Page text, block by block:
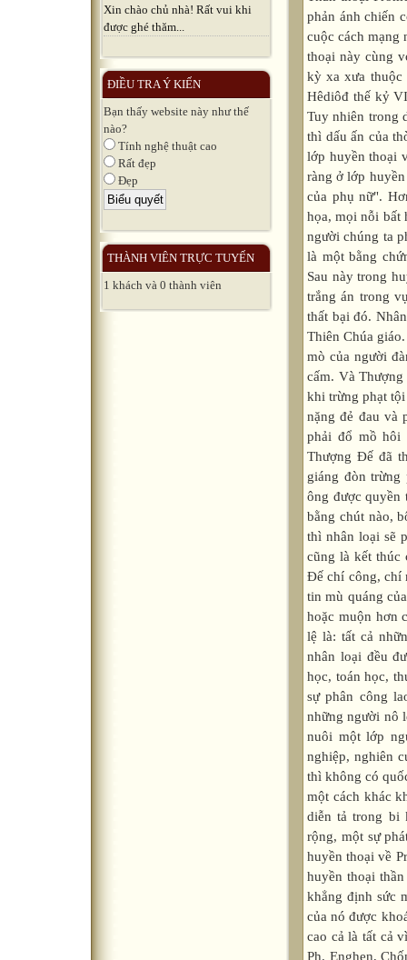
Xin chào chủ nhà! Rất vui khi
được ghé thăm...
ĐIỀU TRA Ý KIẾN
Bạn thấy website này như thế
nào?
Tính nghệ thuật cao
Rất đẹp
Đẹp
THÀNH VIÊN TRỰC TUYẾN
1 khách và 0 thành viên